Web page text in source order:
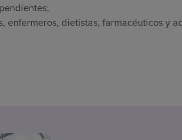
enfermeros, dietistas, farmacéuticos y